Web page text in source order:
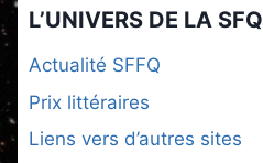
L’UNIVERS DE LA SFQ
Actualité SFFQ
Prix littéraires
Liens vers d’autres sites